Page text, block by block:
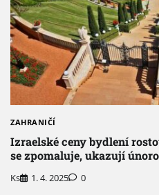
ZAHRANIČÍ
Izraelské ceny bydlení
se zpomaluje, ukazují
Ks 1. 4. 2025 0